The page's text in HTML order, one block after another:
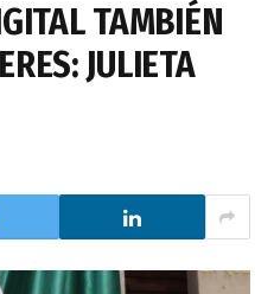
TAMBIÉN
JULIETA